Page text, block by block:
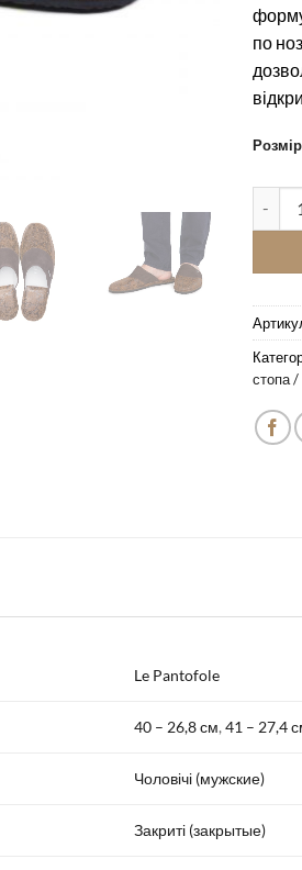
по
стопа
Le Pantofole
40 – 26,8 см,41 – 27,4
Чоловічі (мужские)
Закриті (закрытые)